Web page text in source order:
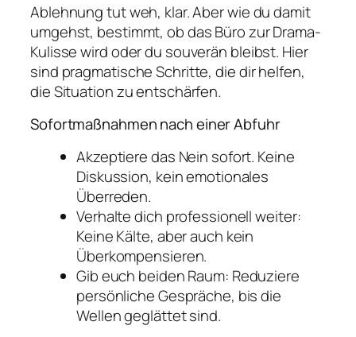
Ablehnung tut weh, klar. Aber wie du damit
umgehst, bestimmt, ob das Büro zur Drama-
Kulisse wird oder du souverän bleibst. Hier
sind pragmatische Schritte, die dir helfen,
die Situation zu entschärfen.
Sofortmaßnahmen nach einer Abfuhr
Akzeptiere das Nein sofort. Keine
Diskussion, kein emotionales
Überreden.
Verhalte dich professionell weiter:
Keine Kälte, aber auch kein
Überkompensieren.
Gib euch beiden Raum: Reduziere
persönliche Gespräche, bis die
Wellen geglättet sind.